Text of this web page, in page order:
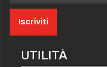
UTILITÀ